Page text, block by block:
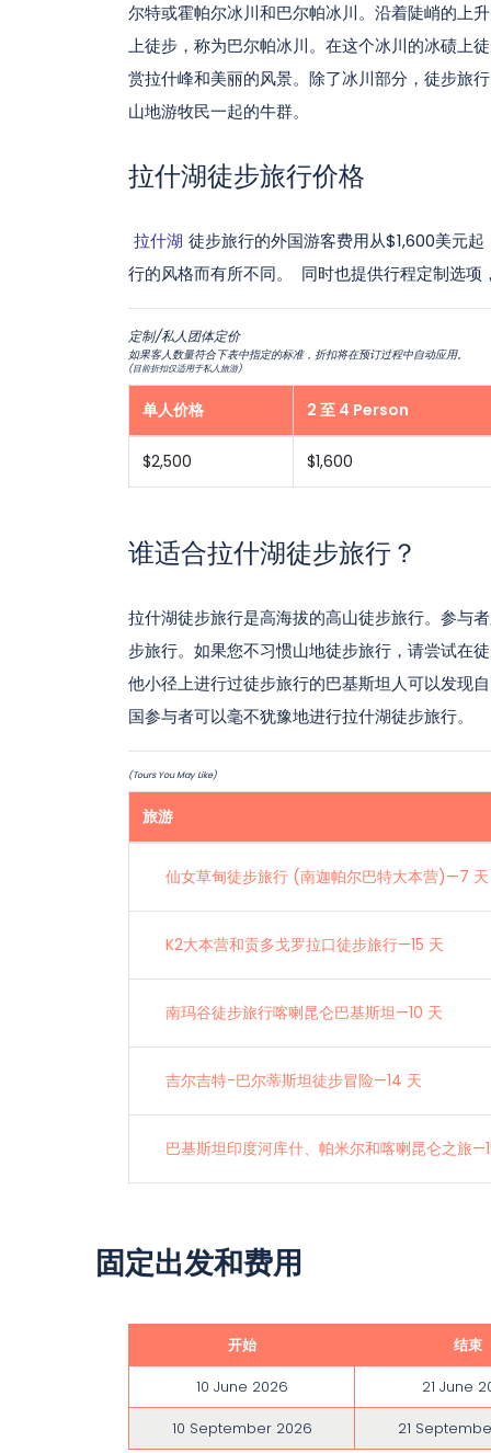
尔特或霍帕尔冰川和巴尔帕冰川。沿着陡峭的上
上徒步，称为巴尔帕冰川。在这个冰川的冰碛上
赏拉什峰和美丽的风景。除了冰川部分，徒步旅
山地游牧民一起的牛群。
拉什湖徒步旅行价格
拉什湖 徒步旅行的外国游客费用从$1,600美元
行的风格而有所不同。 同时也提供行程定制选
定制/私人团体定价
如果客人数量符合下表中指定的标准，折扣将在预订过程中自动应用。
(目前折扣仅适用于私人旅游)
单人价格 2 至 4 Person
$2,500 $1,600
谁适合拉什湖徒步旅行？
拉什湖徒步旅行是高海拔的高山徒步旅行。参与
步旅行。如果您不习惯山地徒步旅行，请尝试在
他小径上进行过徒步旅行的巴基斯坦人可以发现
国参与者可以毫不犹豫地进行拉什湖徒步旅行。
(Tours You May Like)
旅游
仙女草甸徒步旅行 (南迦帕尔巴特大本营)—7 天
K2大本营和贡多戈罗拉口徒步旅行—15 天
南玛谷徒步旅行喀喇昆仑巴基斯坦—10 天
吉尔吉特-巴尔蒂斯坦徒步冒险—14 天
巴基斯坦印度河库什、帕米尔和喀喇昆仑之旅
固定出发和费用
开始
结束
10 June 2026
21 June
10 September 2026
21